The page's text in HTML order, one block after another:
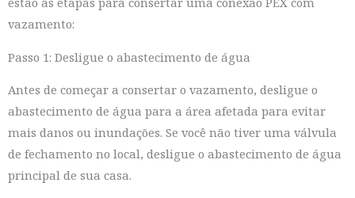
vazamento:
Passo 1: Desligue o abastecimento de água
Antes de começar a consertar o vazamento, desligue o
abastecimento de água para a área afetada para evitar
mais danos ou inundações. Se você não tiver uma válvula
de fechamento no local, desligue o abastecimento de água
principal de sua casa.